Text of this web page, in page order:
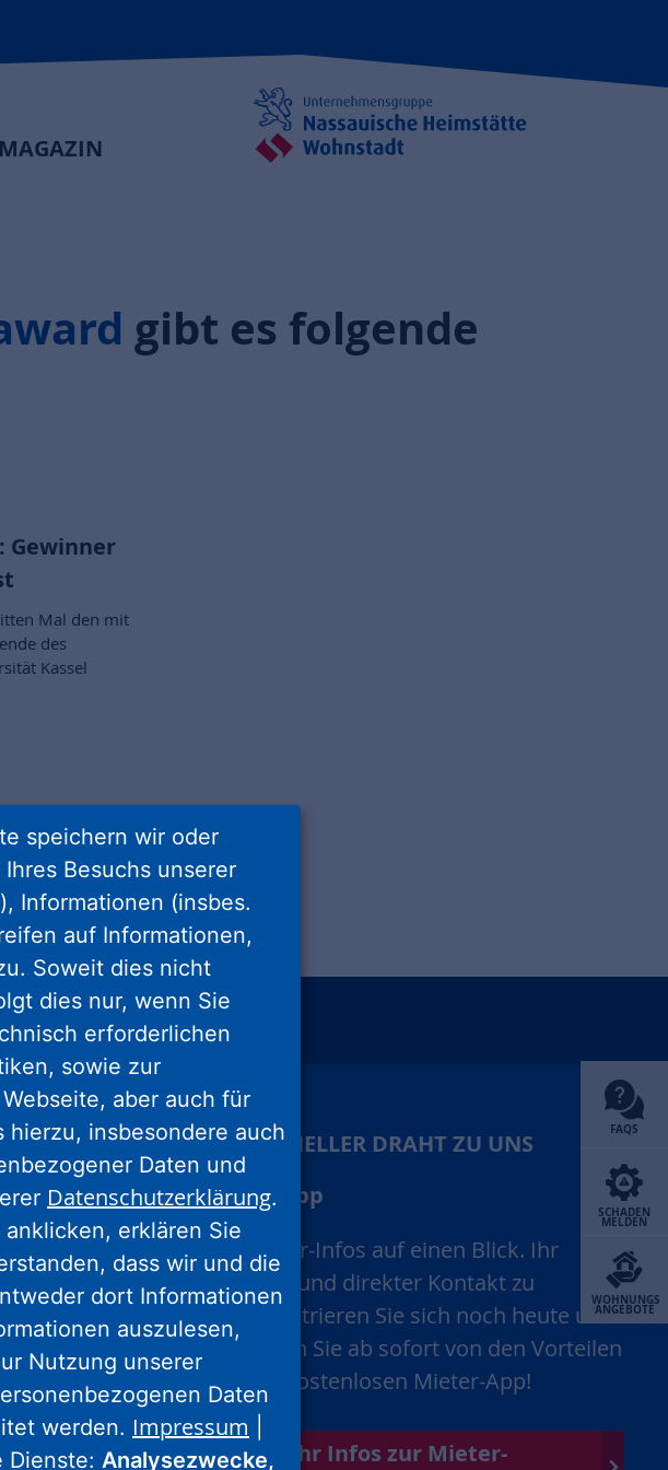
MAGAZIN
FAQS
SCHADEN
MELDEN
WOHNUNGS
ANGEBOTE
gibt es folgende
Gewinner
Mal den mit
des
Kassel
kununu
und
IHR SCHNELLER DRAHT ZU UNS
Mieter-App
Alle Mieter-Infos auf einen Blick. Ihr
schneller und direkter Kontakt zu
uns. Registrieren Sie sich noch heute und
profitieren Sie ab sofort von den Vorteilen
unserer kostenlosen Mieter-App!
Mehr Infos zur Mieter-
speichern wir oder
Besuchs unserer
Informationen (insbes.
auf Informationen,
Soweit dies nicht
dies nur, wenn Sie
erforderlichen
sowie zur
aber auch für
insbesondere auch
Daten und
Datenschutzerklärung.
erklären Sie
dass wir und die
dort Informationen
auszulesen,
Nutzung unserer
Daten
werden. Impressum
Dienste: Analysezwecke,